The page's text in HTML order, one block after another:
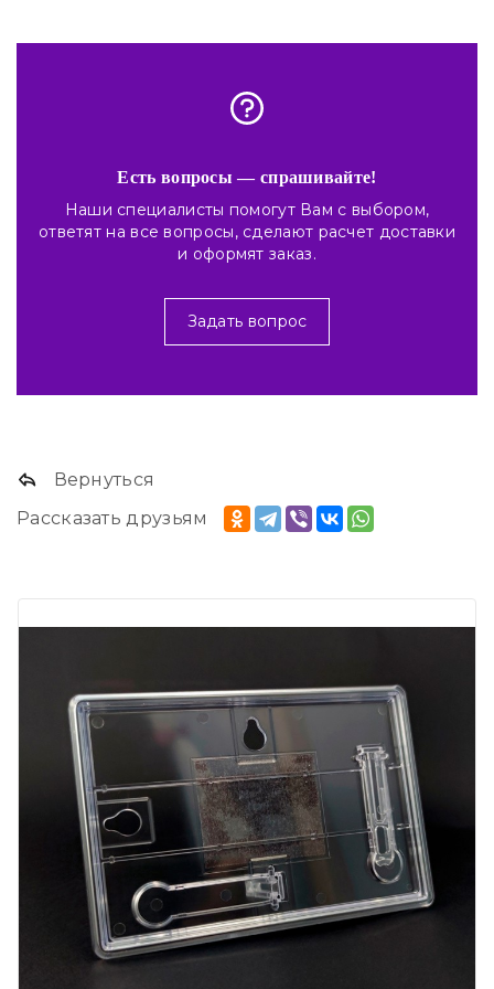
Есть вопросы — спрашивайте!
Наши специалисты помогут Вам с выбором,
ответят на все вопросы, сделают расчет доставки
и оформят заказ.
Задать вопрос
Вернуться
Рассказать друзьям